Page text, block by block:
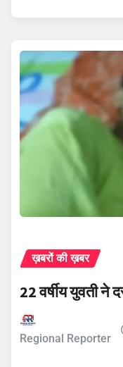
ख़बरों की ख़बर
22 वर्षीय युवती ने
Regional Reporter